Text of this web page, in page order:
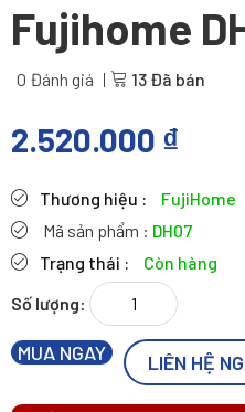
Fujihome
0 Đánh giá 13 Đã bán
2.520.000 ₫
Thương hiệu :
FujiHome
Mã sản phẩm : DH07
Trạng thái :
Còn hàng
Máy
hút
ẩm
dụng
MUA NGAY LIÊN HỆ